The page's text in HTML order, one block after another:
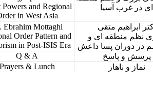
Great Powers and Regional
11:40-12
Dr. Ebrahim Mottaghi
Regional Order Pattern and
Terrorism in Post-ISIS Era
12-12:20
Q & A
12:20-12:30
Prayers & Lunch